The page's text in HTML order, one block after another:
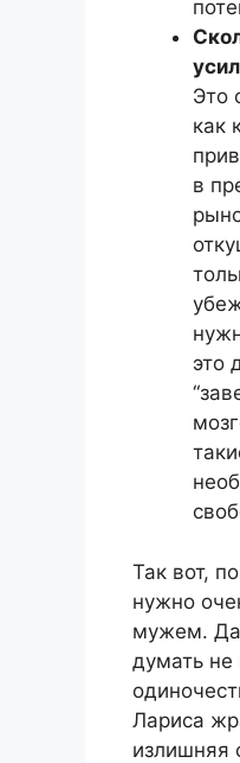
Это
как
в
это
Так вот,
нужно
мужем.
думать не
Лариса
излишняя